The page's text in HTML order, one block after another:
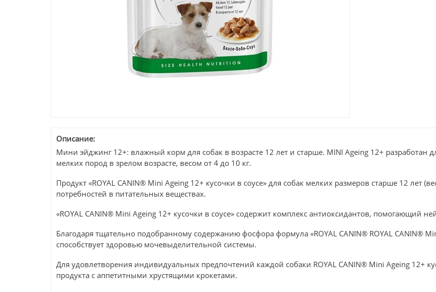
Описание:
Мини эйджинг 12+: влажный корм для собак в возрасте 12 лет и старше. MINI Ageing 12+ разработан
мелких пород в зрелом возрасте, весом от 4 до 10 кг.
Продукт «ROYAL CANIN® Mini Ageing 12+ кусочки в соусе» для собак мелких размеров старше 12 лет
потребностей в питательных веществах.
«ROYAL CANIN® Mini Ageing 12+ кусочки в соусе» содержит комплекс антиоксидантов, помогающий
Благодаря тщательно подобранному содержанию фосфора формула «ROYAL CANIN® ROYAL CANIN®
способствует здоровью мочевыделительной системы.
Для удовлетворения индивидуальных предпочтений каждой собаки ROYAL CANIN® Mini Ageing 12+
продукта с аппетитными хрустящими крокетами.